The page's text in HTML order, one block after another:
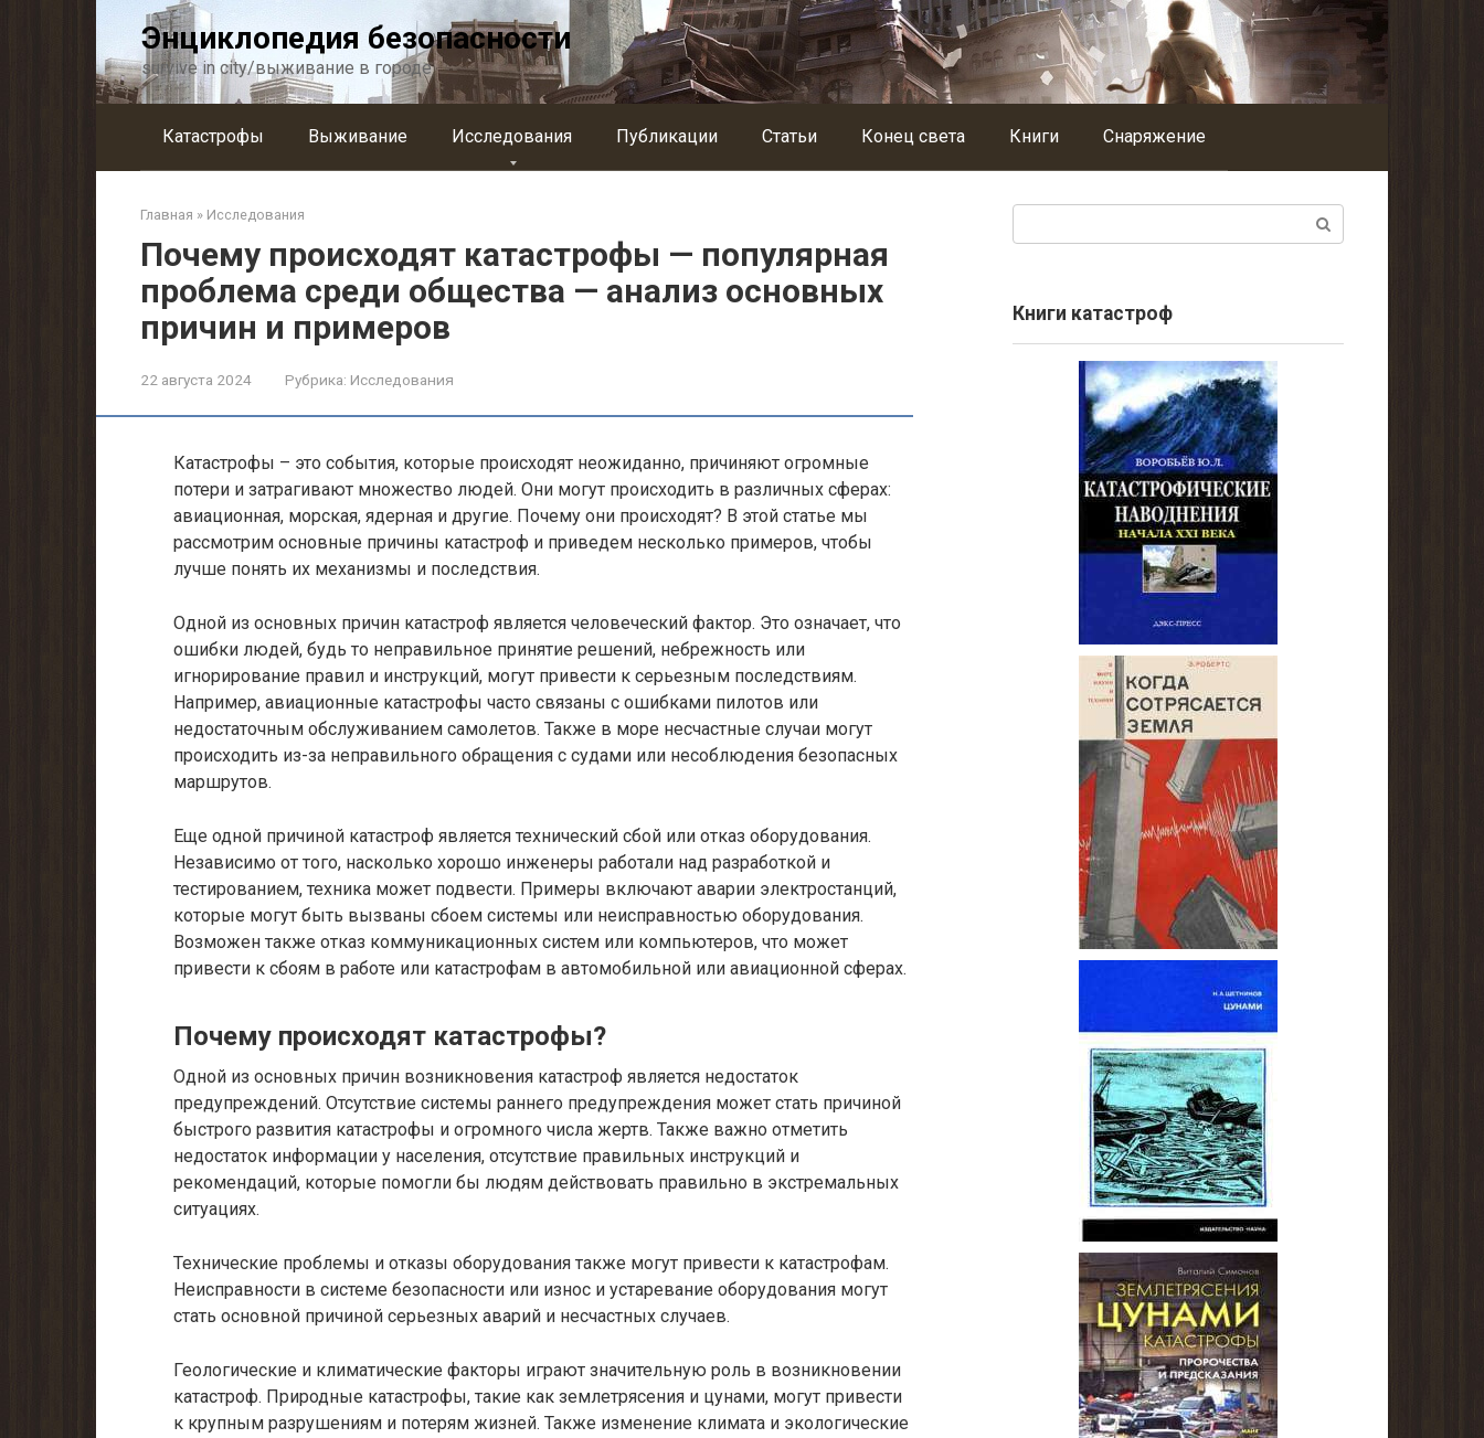
Энциклопедия безопасности
survive in city/выживание в городе
Катастрофы Выживание Исследования Публикации Статьи Конец света Книги Снаряжение
Главная » Исследования
Почему происходят катастрофы — популярная
проблема среди общества — анализ основных
причин и примеров
22 августа 2024 Рубрика: Исследования
Катастрофы – это события, которые происходят неожиданно, причиняют огромные
потери и затрагивают множество людей. Они могут происходить в различных сферах:
авиационная, морская, ядерная и другие. Почему они происходят? В этой статье мы
рассмотрим основные причины катастроф и приведем несколько примеров, чтобы
лучше понять их механизмы и последствия.
Одной из основных причин катастроф является человеческий фактор. Это означает, что
ошибки людей, будь то неправильное принятие решений, небрежность или
игнорирование правил и инструкций, могут привести к серьезным последствиям.
Например, авиационные катастрофы часто связаны с ошибками пилотов или
недостаточным обслуживанием самолетов. Также в море несчастные случаи могут
происходить из-за неправильного обращения с судами или несоблюдения безопасных
маршрутов.
Еще одной причиной катастроф является технический сбой или отказ оборудования.
Независимо от того, насколько хорошо инженеры работали над разработкой и
тестированием, техника может подвести. Примеры включают аварии электростанций,
которые могут быть вызваны сбоем системы или неисправностью оборудования.
Возможен также отказ коммуникационных систем или компьютеров, что может
привести к сбоям в работе или катастрофам в автомобильной или авиационной сферах.
Почему происходят катастрофы?
Одной из основных причин возникновения катастроф является недостаток
предупреждений. Отсутствие системы раннего предупреждения может стать причиной
быстрого развития катастрофы и огромного числа жертв. Также важно отметить
недостаток информации у населения, отсутствие правильных инструкций и
рекомендаций, которые помогли бы людям действовать правильно в экстремальных
ситуациях.
Технические проблемы и отказы оборудования также могут привести к катастрофам.
Неисправности в системе безопасности или износ и устаревание оборудования могут
стать основной причиной серьезных аварий и несчастных случаев.
Геологические и климатические факторы играют значительную роль в возникновении
катастроф. Природные катастрофы, такие как землетрясения и цунами, могут привести
к крупным разрушениям и потерям жизней. Также изменение климата и экологические
Книги катастроф